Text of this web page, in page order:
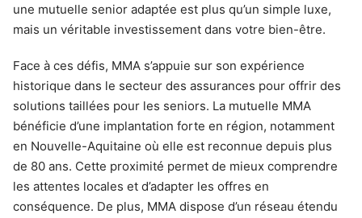
une mutuelle senior adaptée est plus qu’un simple luxe,
mais un véritable investissement dans votre bien-être.
Face à ces défis, MMA s’appuie sur son expérience
historique dans le secteur des assurances pour offrir des
solutions taillées pour les seniors. La mutuelle MMA
bénéficie d’une implantation forte en région, notamment
en Nouvelle-Aquitaine où elle est reconnue depuis plus
de 80 ans. Cette proximité permet de mieux comprendre
les attentes locales et d’adapter les offres en
conséquence. De plus, MMA dispose d’un réseau étendu